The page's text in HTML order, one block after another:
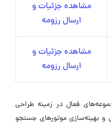
مشاهده جزئیات و
ارسال رزومه
مشاهده جزئیات و
ارسال رزومه
فعال در زمینه طراحی
و بهینه‌سازی موتورهای جستجو